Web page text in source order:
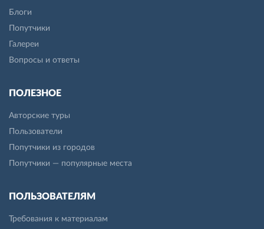
Блоги
Попутчики
Галереи
Вопросы и ответы
ПОЛЕЗНОЕ
Авторские туры
Пользователи
Попутчики из городов
Попутчики — популярные места
ПОЛЬЗОВАТЕЛЯМ
Требования к материалам